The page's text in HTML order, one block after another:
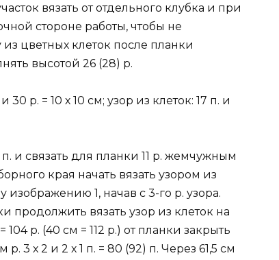
вязать от отдельного клубка и при
стороне работы, чтобы не
цветных клеток после планки
высотой 26 (28) р.
р. = 10 х 10 см; узор из клеток: 17 п. и
и связать для планки 11 р. жемчужным
края начать вязать узором из
изображению 1, начав с 3-го р. узора.
продолжить вязать узор из клеток на
р. (40 см = 112 р.) от планки закрыть
3 х 2 и 2 х 1 п. = 80 (92) п. Через 61,5 см